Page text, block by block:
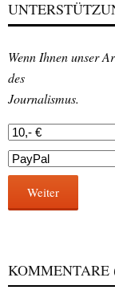
Wenn Ihnen unser
des
Journalismus.
Weiter
KOMMENTARE